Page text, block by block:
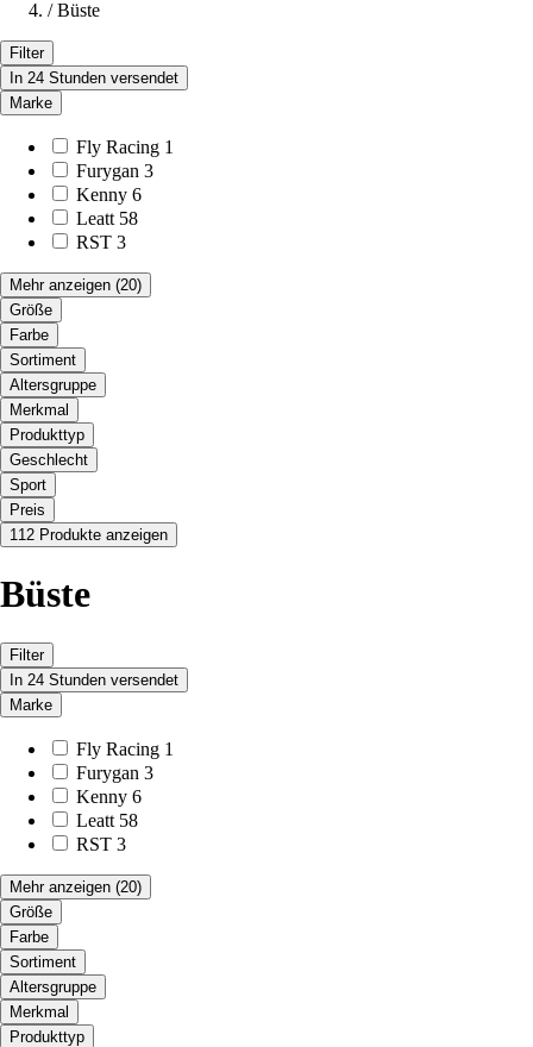
/ Büste
Filter
In 24 Stunden versendet
Marke
Fly Racing 1
Furygan 3
Kenny 6
Leatt 58
RST 3
Mehr anzeigen (20)
Größe
Farbe
Sortiment
Altersgruppe
Merkmal
Produkttyp
Geschlecht
Sport
Preis
112 Produkte anzeigen
Büste
Filter
In 24 Stunden versendet
Marke
Fly Racing 1
Furygan 3
Kenny 6
Leatt 58
RST 3
Mehr anzeigen (20)
Größe
Farbe
Sortiment
Altersgruppe
Merkmal
Produkttyp